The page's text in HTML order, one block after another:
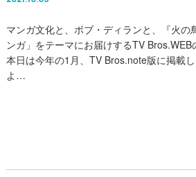
マンガ文化と、ボブ・ディランと、『火
ンガ」をテーマにお届けするTV Bros.WEB
本日は今年の1月、TV Bros.note版に掲載
よ…